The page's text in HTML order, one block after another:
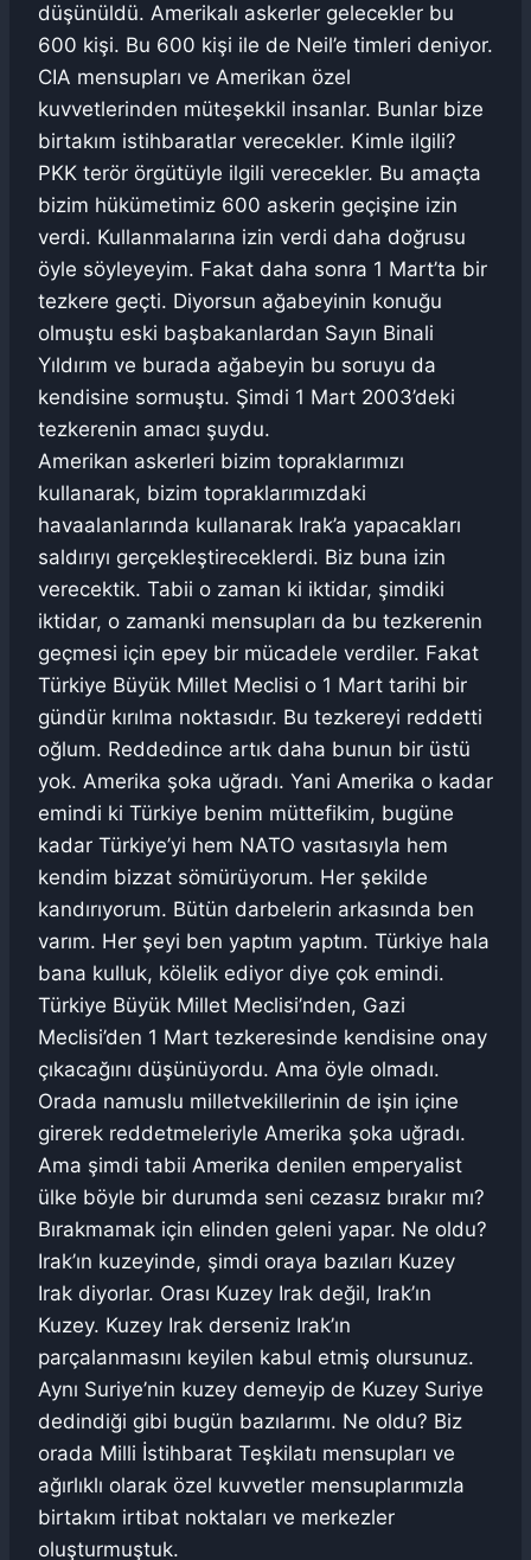
düşünüldü. Amerikalı askerler gelecekler bu
600 kişi. Bu 600 kişi ile de Neil’e timleri deniyor.
CIA mensupları ve Amerikan özel
kuvvetlerinden müteşekkil insanlar. Bunlar bize
birtakım istihbaratlar verecekler. Kimle ilgili?
PKK terör örgütüyle ilgili verecekler. Bu amaçta
bizim hükümetimiz 600 askerin geçişine izin
verdi. Kullanmalarına izin verdi daha doğrusu
öyle söyleyeyim. Fakat daha sonra 1 Mart’ta bir
tezkere geçti. Diyorsun ağabeyinin konuğu
olmuştu eski başbakanlardan Sayın Binali
Yıldırım ve burada ağabeyin bu soruyu da
kendisine sormuştu. Şimdi 1 Mart 2003’deki
tezkerenin amacı şuydu.
Amerikan askerleri bizim topraklarımızı
kullanarak, bizim topraklarımızdaki
havaalanlarında kullanarak Irak’a yapacakları
saldırıyı gerçekleştireceklerdi. Biz buna izin
verecektik. Tabii o zaman ki iktidar, şimdiki
iktidar, o zamanki mensupları da bu tezkerenin
geçmesi için epey bir mücadele verdiler. Fakat
Türkiye Büyük Millet Meclisi o 1 Mart tarihi bir
gündür kırılma noktasıdır. Bu tezkereyi reddetti
oğlum. Reddedince artık daha bunun bir üstü
yok. Amerika şoka uğradı. Yani Amerika o kadar
emindi ki Türkiye benim müttefikim, bugüne
kadar Türkiye’yi hem NATO vasıtasıyla hem
kendim bizzat sömürüyorum. Her şekilde
kandırıyorum. Bütün darbelerin arkasında ben
varım. Her şeyi ben yaptım yaptım. Türkiye hala
bana kulluk, kölelik ediyor diye çok emindi.
Türkiye Büyük Millet Meclisi’nden, Gazi
Meclisi’den 1 Mart tezkeresinde kendisine onay
çıkacağını düşünüyordu. Ama öyle olmadı.
Orada namuslu milletvekillerinin de işin içine
girerek reddetmeleriyle Amerika şoka uğradı.
Ama şimdi tabii Amerika denilen emperyalist
ülke böyle bir durumda seni cezasız bırakır mı?
Bırakmamak için elinden geleni yapar. Ne oldu?
Irak’ın kuzeyinde, şimdi oraya bazıları Kuzey
Irak diyorlar. Orası Kuzey Irak değil, Irak’ın
Kuzey. Kuzey Irak derseniz Irak’ın
parçalanmasını keyilen kabul etmiş olursunuz.
Aynı Suriye’nin kuzey demeyip de Kuzey Suriye
dedindiği gibi bugün bazılarımı. Ne oldu? Biz
orada Milli İstihbarat Teşkilatı mensupları ve
ağırlıklı olarak özel kuvvetler mensuplarımızla
birtakım irtibat noktaları ve merkezler
oluşturmuştuk.